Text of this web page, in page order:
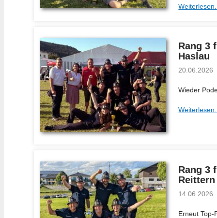
Rang 3
Haslau
20.06.2026
Wieder
Rang 3
Reittern
14.06.2026
Erneut